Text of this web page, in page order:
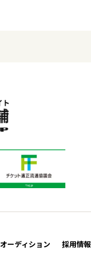
オーディション 採用情報